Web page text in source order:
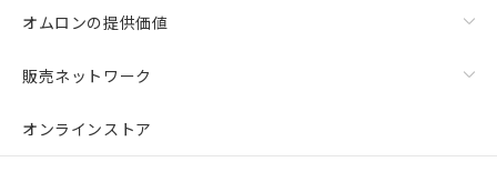
オムロンの提供価値
販売ネットワーク
オンラインストア